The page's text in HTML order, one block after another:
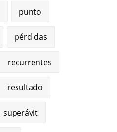
punto
pérdidas
recurrentes
resultado
superávit